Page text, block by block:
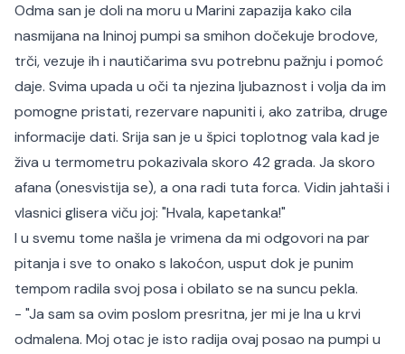
Odma san je doli na moru u Marini zapazija kako cila
nasmijana na Ininoj pumpi sa smihon dočekuje brodove,
trči, vezuje ih i nautičarima svu potrebnu pažnju i pomoć
daje. Svima upada u oči ta njezina ljubaznost i volja da im
pomogne pristati, rezervare napuniti i, ako zatriba, druge
informacije dati. Srija san je u špici toplotnog vala kad je
živa u termometru pokazivala skoro 42 grada. Ja skoro
afana (onesvistija se), a ona radi tuta forca. Vidin jahtaši i
vlasnici glisera viču joj: "Hvala, kapetanka!"
I u svemu tome našla je vrimena da mi odgovori na par
pitanja i sve to onako s lakoćon, usput dok je punim
tempom radila svoj posa i obilato se na suncu pekla.
- "Ja sam sa ovim poslom presritna, jer mi je Ina u krvi
odmalena. Moj otac je isto radija ovaj posao na pumpi u